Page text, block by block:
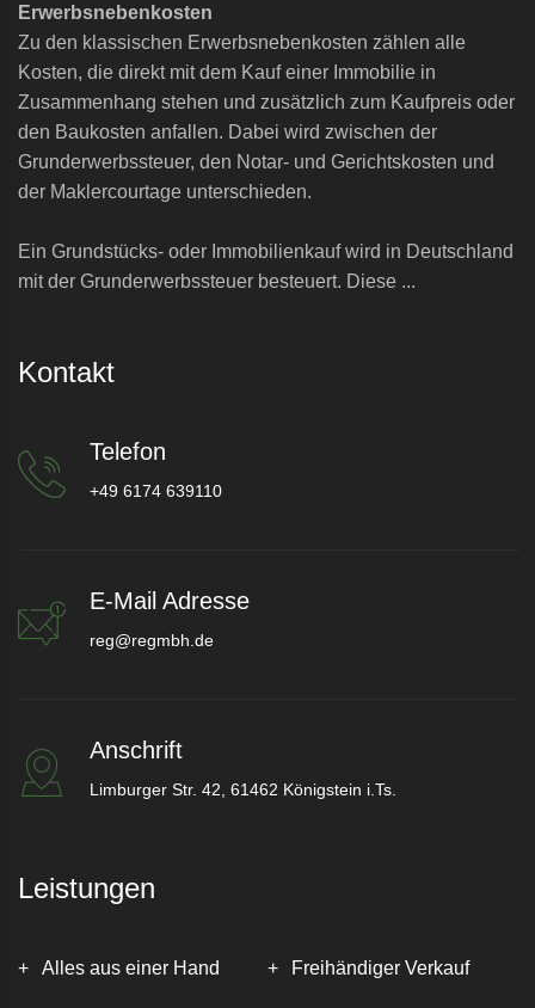
Erwerbsnebenkosten
Zu den klassischen Erwerbsnebenkosten zählen alle
Kosten, die direkt mit dem Kauf einer Immobilie in
Zusammenhang stehen und zusätzlich zum Kaufpreis oder
den Baukosten anfallen. Dabei wird zwischen der
Grunderwerbssteuer, den Notar- und Gerichtskosten und
der Maklercourtage unterschieden.
Ein Grundstücks- oder Immobilienkauf wird in Deutschland
mit der Grunderwerbssteuer besteuert. Diese ...
Leistungen
Alles aus einer Hand Freihändiger Verkauf
Kontakt
Telefon
+49 6174 639110
E-Mail Adresse
reg@regmbh.de
Anschrift
Limburger Str. 42, 61462 Königstein i.Ts.